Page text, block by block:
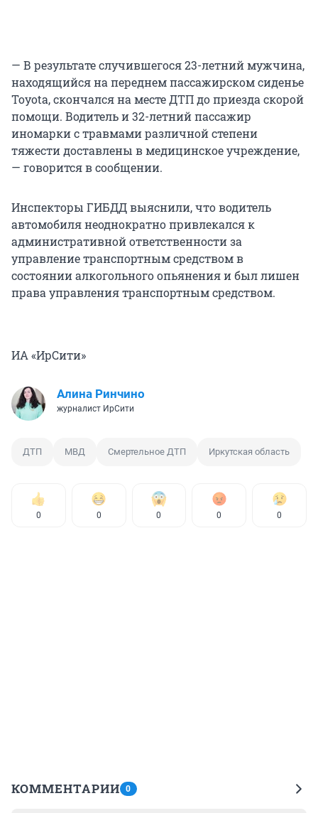
— В результате случившегося 23-летний мужчина,
находящийся на переднем пассажирском сиденье
Toyota, скончался на месте ДТП до приезда скорой
помощи. Водитель и 32-летний пассажир
иномарки с травмами различной степени
тяжести доставлены в медицинское учреждение,
— говорится в сообщении.
Инспекторы ГИБДД выяснили, что водитель
автомобиля неоднократно привлекался к
административной ответственности за
управление транспортным средством в
состоянии алкогольного опьянения и был лишен
права управления транспортным средством.
ИА «ИрСити»
Алина Ринчино
журналист ИрСити
ДТП МВД Смертельное ДТП Иркутская область
0 0 0 0 0
КОММЕНТАРИИ 0